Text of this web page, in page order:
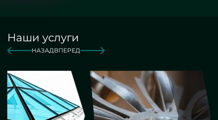
Наши услуги
НАЗАДВПЕРЕД